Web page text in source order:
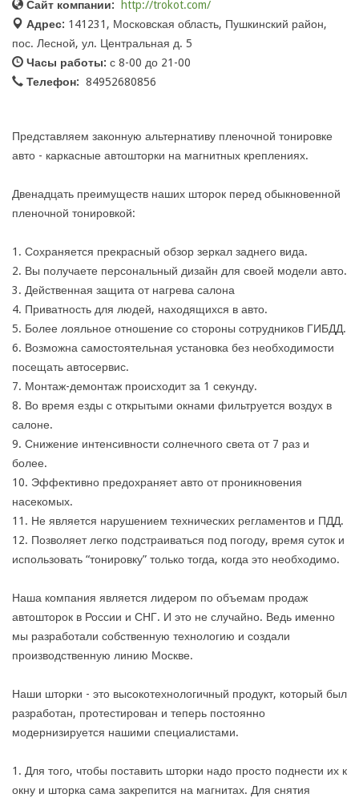
Сайт компании:
http://trokot.com/
Адрес: 141231, Московская область, Пушкинский район,
пос. Лесной, ул. Центральная д. 5
Часы работы: с 8-00 до 21-00
Телефон: 84952680856
Представляем законную альтернативу пленочной тонировке
авто - каркасные автошторки на магнитных креплениях.
Двенадцать преимуществ наших шторок перед обыкновенной
пленочной тонировкой:
1. Сохраняется прекрасный обзор зеркал заднего вида.
2. Вы получаете персональный дизайн для своей модели авто.
3. Действенная защита от нагрева салона
4. Приватность для людей, находящихся в авто.
5. Более лояльное отношение со стороны сотрудников ГИБДД.
6. Возможна самостоятельная установка без необходимости
посещать автосервис.
7. Монтаж-демонтаж происходит за 1 секунду.
8. Во время езды с открытыми окнами фильтруется воздух в
салоне.
9. Снижение интенсивности солнечного света от 7 раз и
более.
10. Эффективно предохраняет авто от проникновения
насекомых.
11. Не является нарушением технических регламентов и ПДД.
12. Позволяет легко подстраиваться под погоду, время суток и
использовать “тонировку” только тогда, когда это необходимо.
Наша компания является лидером по объемам продаж
автошторок в России и СНГ. И это не случайно. Ведь именно
мы разработали собственную технологию и создали
производственную линию Москве.
Наши шторки - это высокотехнологичный продукт, который был
разработан, протестирован и теперь постоянно
модернизируется нашими специалистами.
1. Для того, чтобы поставить шторки надо просто поднести их к
окну и шторка сама закрепится на магнитах. Для снятия